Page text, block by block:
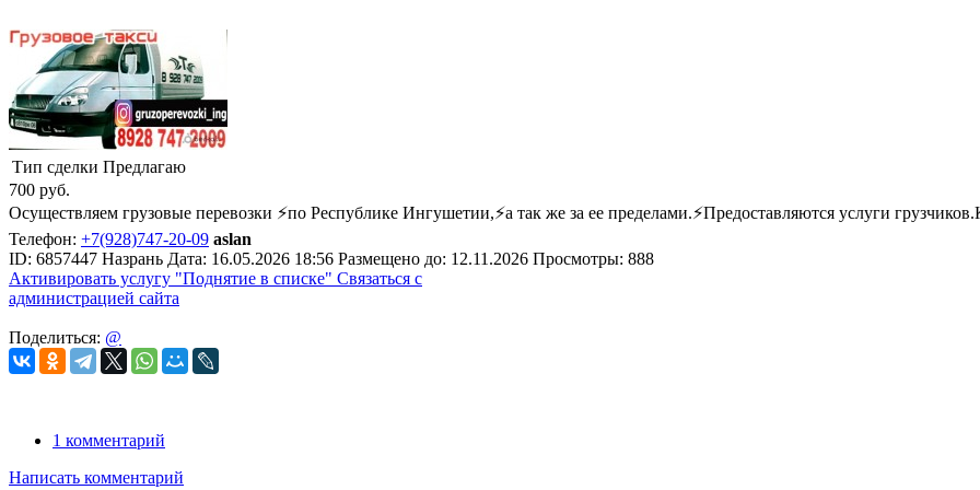
Тип сделки Предлагаю
700 руб.
Осуществляем грузовые перевозки ⚡по Республике Ингушетии,⚡а так же за ее пределами.⚡Предоставляются услуги
Телефон: +7(928)747-20-09 aslan
ID: 6857447 Назрань Дата: 16.05.2026 18:56 Размещено до: 12.11.2026 Просмотры: 888
Активировать услугу "Поднятие в списке" Связаться с
администрацией сайта
Поделиться: @
1 комментарий
Написать комментарий